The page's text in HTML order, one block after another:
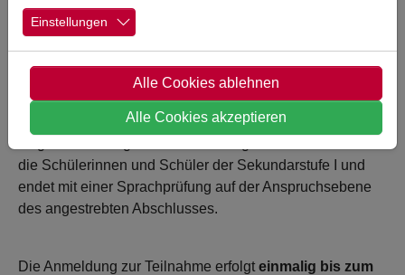
Polnisch, Portugiesisch, Russisch und Türkisch im
Unnaangeboten. Der Unterricht findet nicht unbedingt
am Gymnasium Kamen statt, sondern
Schwerpunktschulenim Kreisgebiet (z.B. Türkisch
und Polnisch auch in Kamen). HSU ist ein
außerunterrichtliches Zusatzangebot und findet in der
die Schülerinnen und Schüler der Sekundarstufe I und
endet mit einer Sprachprüfung auf der Anspruchsebene
des angestrebten Abschlusses.
Die Anmeldung zur Teilnahme erfolgt einmalig bis zum
Einstellungen
Alle Cookies ablehnen
Alle Cookies akzeptieren